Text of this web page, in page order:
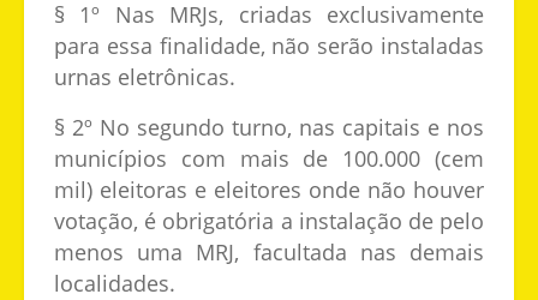
§ 1º Nas MRJs, criadas exclusivamente
para essa finalidade, não serão instaladas
urnas eletrônicas.
§ 2º No segundo turno, nas capitais e nos
municípios com mais de 100.000 (cem
mil) eleitoras e eleitores onde não houver
votação, é obrigatória a instalação de pelo
menos uma MRJ, facultada nas demais
localidades.